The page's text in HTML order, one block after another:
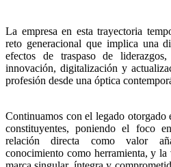
La empresa en esta trayectoria
reto generacional que implica una
efectos de traspaso de
innovación, digitalización y
profesión desde una óptica
Continuamos con el legado
constituyentes, poniendo el foco
relación directa como valor
conocimiento como herramienta, y